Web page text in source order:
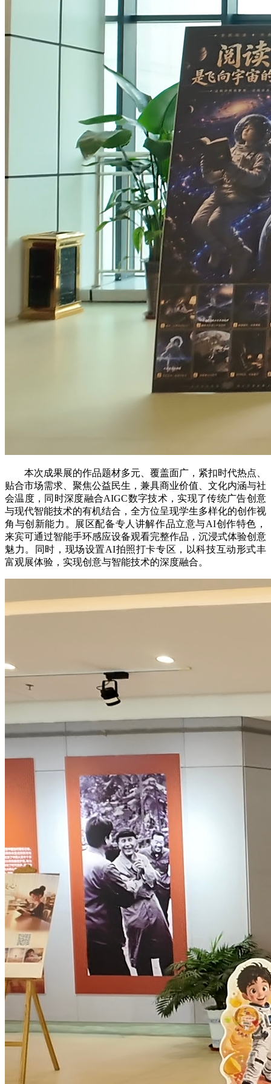
本次成果展的作品题材多元、覆盖面广，紧扣时代热点、
贴合市场需求、聚焦公益民生，兼具商业价值、文化内涵与社
会温度，同时深度融合AIGC数字技术，实现了传统广告创意
与现代智能技术的有机结合，全方位呈现学生多样化的创作视
角与创新能力。展区配备专人讲解作品立意与AI创作特色，
来宾可通过智能手环感应设备观看完整作品，沉浸式体验创意
魅力。同时，现场设置AI拍照打卡专区，以科技互动形式丰
富观展体验，实现创意与智能技术的深度融合。